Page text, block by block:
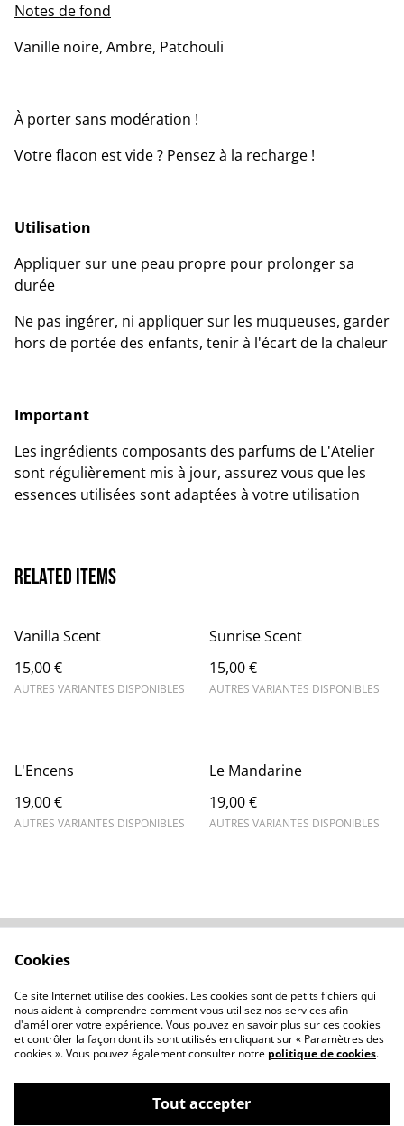
Notes de fond
Vanille noire, Ambre, Patchouli
À porter sans modération !
Votre flacon est vide ? Pensez à la recharge !
Utilisation
Appliquer sur une peau propre pour prolonger sa
durée
Ne pas ingérer, ni appliquer sur les muqueuses, garder
hors de portée des enfants, tenir à l'écart de la chaleur
Important
Les ingrédients composants des parfums de L'Atelier
sont régulièrement mis à jour, assurez vous que les
essences utilisées sont adaptées à votre utilisation
Related items
Vanilla Scent
15,00 €
AUTRES VARIANTES DISPONIBLES
Sunrise Scent
15,00 €
AUTRES VARIANTES DISPONIBLES
L'Encens
19,00 €
AUTRES VARIANTES DISPONIBLES
Le Mandarine
19,00 €
AUTRES VARIANTES DISPONIBLES
Politique de
confidentialité
Politique de cookies
Cookies
Ce site Internet utilise des cookies. Les cookies sont de petits fichiers qui
nous aident à comprendre comment vous utilisez nos services afin
d'améliorer votre expérience. Vous pouvez en savoir plus sur ces cookies
et contrôler la façon dont ils sont utilisés en cliquant sur « Paramètres des
cookies ». Vous pouvez également consulter notre politique de cookies.
Tout accepter